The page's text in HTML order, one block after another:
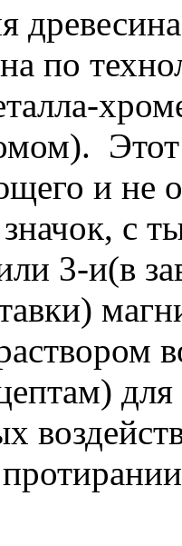
по
и не
с
3-и(в